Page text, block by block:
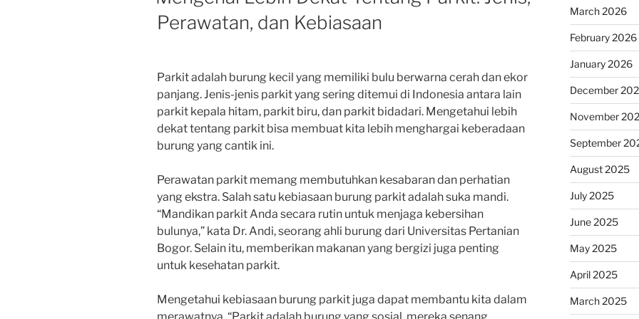
Perawatan, dan Kebiasaan
Parkit adalah burung kecil yang memiliki bulu berwarna cerah dan ekor
panjang. Jenis-jenis parkit yang sering ditemui di Indonesia antara lain
parkit kepala hitam, parkit biru, dan parkit bidadari. Mengetahui lebih
dekat tentang parkit bisa membuat kita lebih menghargai keberadaan
burung yang cantik ini.
Perawatan parkit memang membutuhkan kesabaran dan perhatian
yang ekstra. Salah satu kebiasaan burung parkit adalah suka mandi.
“Mandikan parkit Anda secara rutin untuk menjaga kebersihan
bulunya,” kata Dr. Andi, seorang ahli burung dari Universitas Pertanian
Bogor. Selain itu, memberikan makanan yang bergizi juga penting
untuk kesehatan parkit.
Mengetahui kebiasaan burung parkit juga dapat membantu kita dalam
March 2026
February 2026
January 2026
December
November
September
August 2025
July 2025
June 2025
May 2025
April 2025
March 2025